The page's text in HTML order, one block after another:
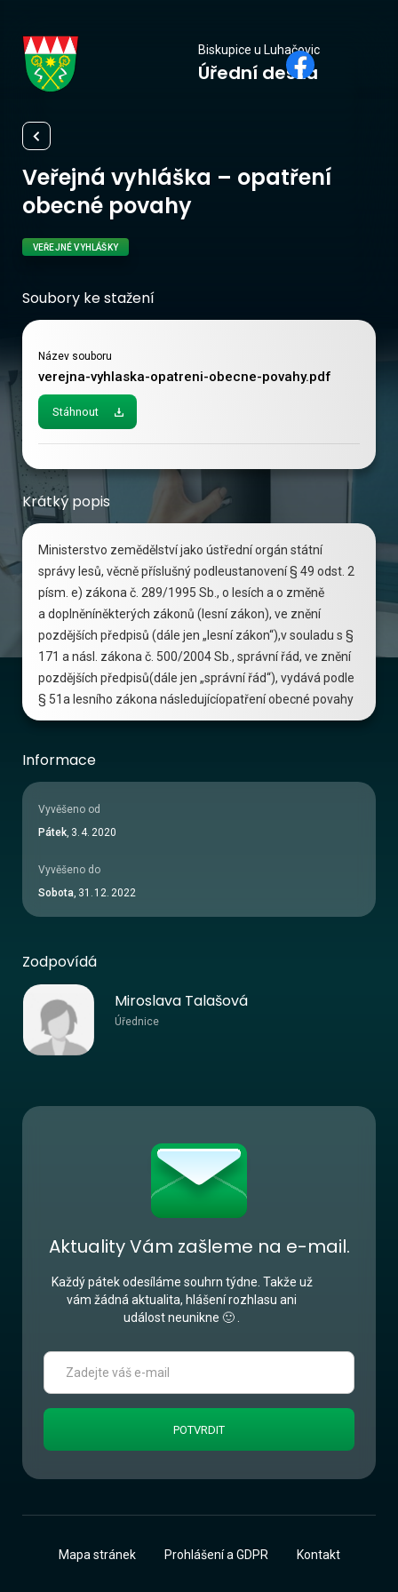
Biskupice u Luhačovic
Úřední deska
Veřejná vyhláška – opatření
obecné povahy
VEŘEJNÉ VYHLÁŠKY
Soubory ke stažení
Název souboru
verejna-vyhlaska-opatreni-obecne-povahy.pdf
Stáhnout
Krátký popis
Ministerstvo zemědělství jako ústřední orgán státní
správy lesů, věcně příslušný podleustanovení § 49 odst. 2
písm. e) zákona č. 289/1995 Sb., o lesích a o změně
a doplněníněkterých zákonů (lesní zákon), ve znění
pozdějších předpisů (dále jen „lesní zákon“),v souladu s §
171 a násl. zákona č. 500/2004 Sb., správní řád, ve znění
pozdějších předpisů(dále jen „správní řád“), vydává podle
§ 51a lesního zákona následujícíopatření obecné povahy
Informace
Vyvěšeno od
Pátek, 3. 4. 2020
Vyvěšeno do
Sobota, 31 . 12. 2022
Zodpovídá
Miroslava Talašová
Úřednice
Aktuality Vám zašleme na e-mail.
Každý pátek odesíláme souhrn týdne. Takže už
vám žádná aktualita, hlášení rozhlasu ani
událost neunikne 🙂 .
Mapa stránek Prohlášení a GDPR Kontakt